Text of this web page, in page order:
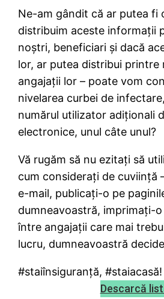
Ne-am gândit că ar putea fi
distribuim aceste informații
noștri, beneficiari și dacă
lor, ar putea distribui printre
angajații lor – poate vom
nivelarea curbei de
numărul utilizator adiționali
electronice, unul câte unul?
Vă rugăm să nu ezitați să
cum considerați de cuviință
e-mail, publicați-o pe
dumneavoastră, imprimați-
între angajații care mai
lucru, dumneavoastră
#staiînsiguranță, #staiacasă!
Descarcă